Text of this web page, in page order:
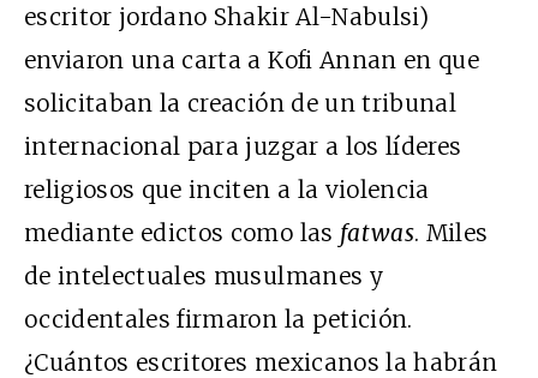
escritor jordano Shakir Al-Nabulsi)
enviaron una carta a Kofi Annan en que
solicitaban la creación de un tribunal
internacional para juzgar a los líderes
religiosos que inciten a la violencia
mediante edictos como las fatwas. Miles
de intelectuales musulmanes y
occidentales firmaron la petición.
¿Cuántos escritores mexicanos la habrán